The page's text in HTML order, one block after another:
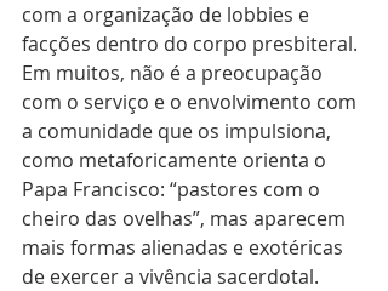
com a organização de lobbies e
facções dentro do corpo presbiteral.
Em muitos, não é a preocupação
com o serviço e o envolvimento com
a comunidade que os impulsiona,
como metaforicamente orienta o
Papa Francisco: “pastores com o
cheiro das ovelhas”, mas aparecem
mais formas alienadas e exotéricas
de exercer a vivência sacerdotal.